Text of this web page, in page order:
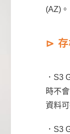
(AZ)。
⊳ 存
．S3
時不
資料
．S3